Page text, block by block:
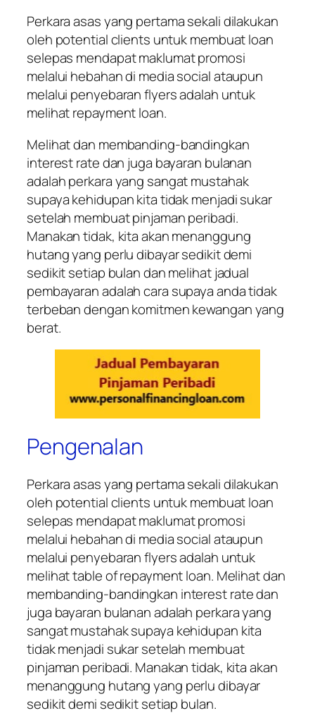
Perkara asas yang pertama sekali dilakukan
oleh potential clients untuk membuat loan
selepas mendapat maklumat promosi
melalui hebahan di media social ataupun
melalui penyebaran flyers adalah untuk
melihat repayment loan.
Melihat dan membanding-bandingkan
interest rate dan juga bayaran bulanan
adalah perkara yang sangat mustahak
supaya kehidupan kita tidak menjadi sukar
setelah membuat pinjaman peribadi.
Manakan tidak, kita akan menanggung
hutang yang perlu dibayar sedikit demi
sedikit setiap bulan dan melihat jadual
pembayaran adalah cara supaya anda tidak
terbeban dengan komitmen kewangan yang
berat.
Pengenalan
Perkara asas yang pertama sekali dilakukan
oleh potential clients untuk membuat loan
selepas mendapat maklumat promosi
melalui hebahan di media social ataupun
melalui penyebaran flyers adalah untuk
melihat table of repayment loan. Melihat dan
membanding-bandingkan interest rate dan
juga bayaran bulanan adalah perkara yang
sangat mustahak supaya kehidupan kita
tidak menjadi sukar setelah membuat
pinjaman peribadi. Manakan tidak, kita akan
menanggung hutang yang perlu dibayar
sedikit demi sedikit setiap bulan.